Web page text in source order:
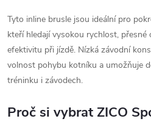
Tyto inline brusle jsou ideální pro
kteří hledají vysokou rychlost, přesné
efektivitu při jízdě. Nízká závodní
volnost pohybu kotníku a umožňuje
tréninku i závodech.
Proč si vybrat ZICO